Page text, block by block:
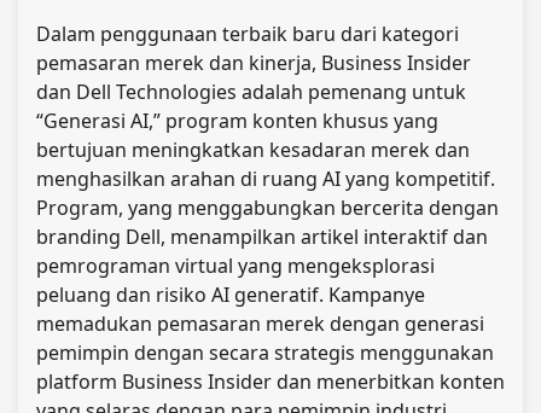
Dalam penggunaan terbaik baru dari kategori
pemasaran merek dan kinerja, Business Insider
dan Dell Technologies adalah pemenang untuk
“Generasi AI,” program konten khusus yang
bertujuan meningkatkan kesadaran merek dan
menghasilkan arahan di ruang AI yang kompetitif.
Program, yang menggabungkan bercerita dengan
branding Dell, menampilkan artikel interaktif dan
pemrograman virtual yang mengeksplorasi
peluang dan risiko AI generatif. Kampanye
memadukan pemasaran merek dengan generasi
pemimpin dengan secara strategis menggunakan
platform Business Insider dan menerbitkan konten